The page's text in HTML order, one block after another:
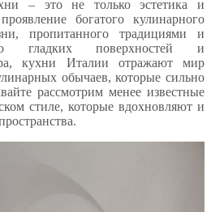
– это не только эстетика и
богатого кулинарного
пропитанного традициями и
гладких поверхностей и
кухни Италии отражают мир
обычаев, которые сильно
рассмотрим менее известные
стиле, которые вдохновляют и